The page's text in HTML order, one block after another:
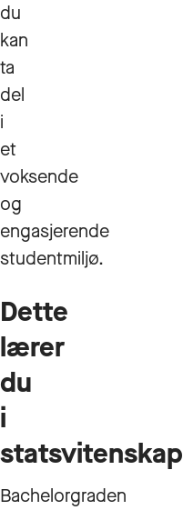
du
kan
ta
del
i
et
voksende
og
engasjerende
studentmiljø.
Dette
lærer
du
i
statsvitenskap
Bachelorgraden